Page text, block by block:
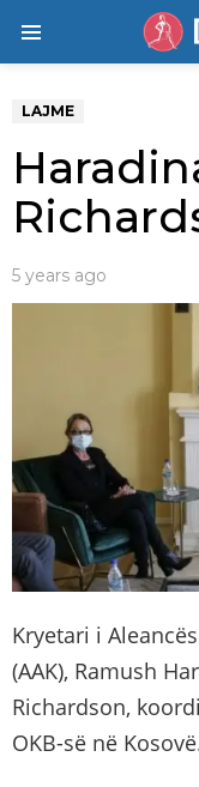
LAJME
5 years ago
Kryetari i
(AAK), Ramush
Richardson,
OKB-së në